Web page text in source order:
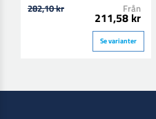
282,10 kr Från
211,58 kr
Se varianter